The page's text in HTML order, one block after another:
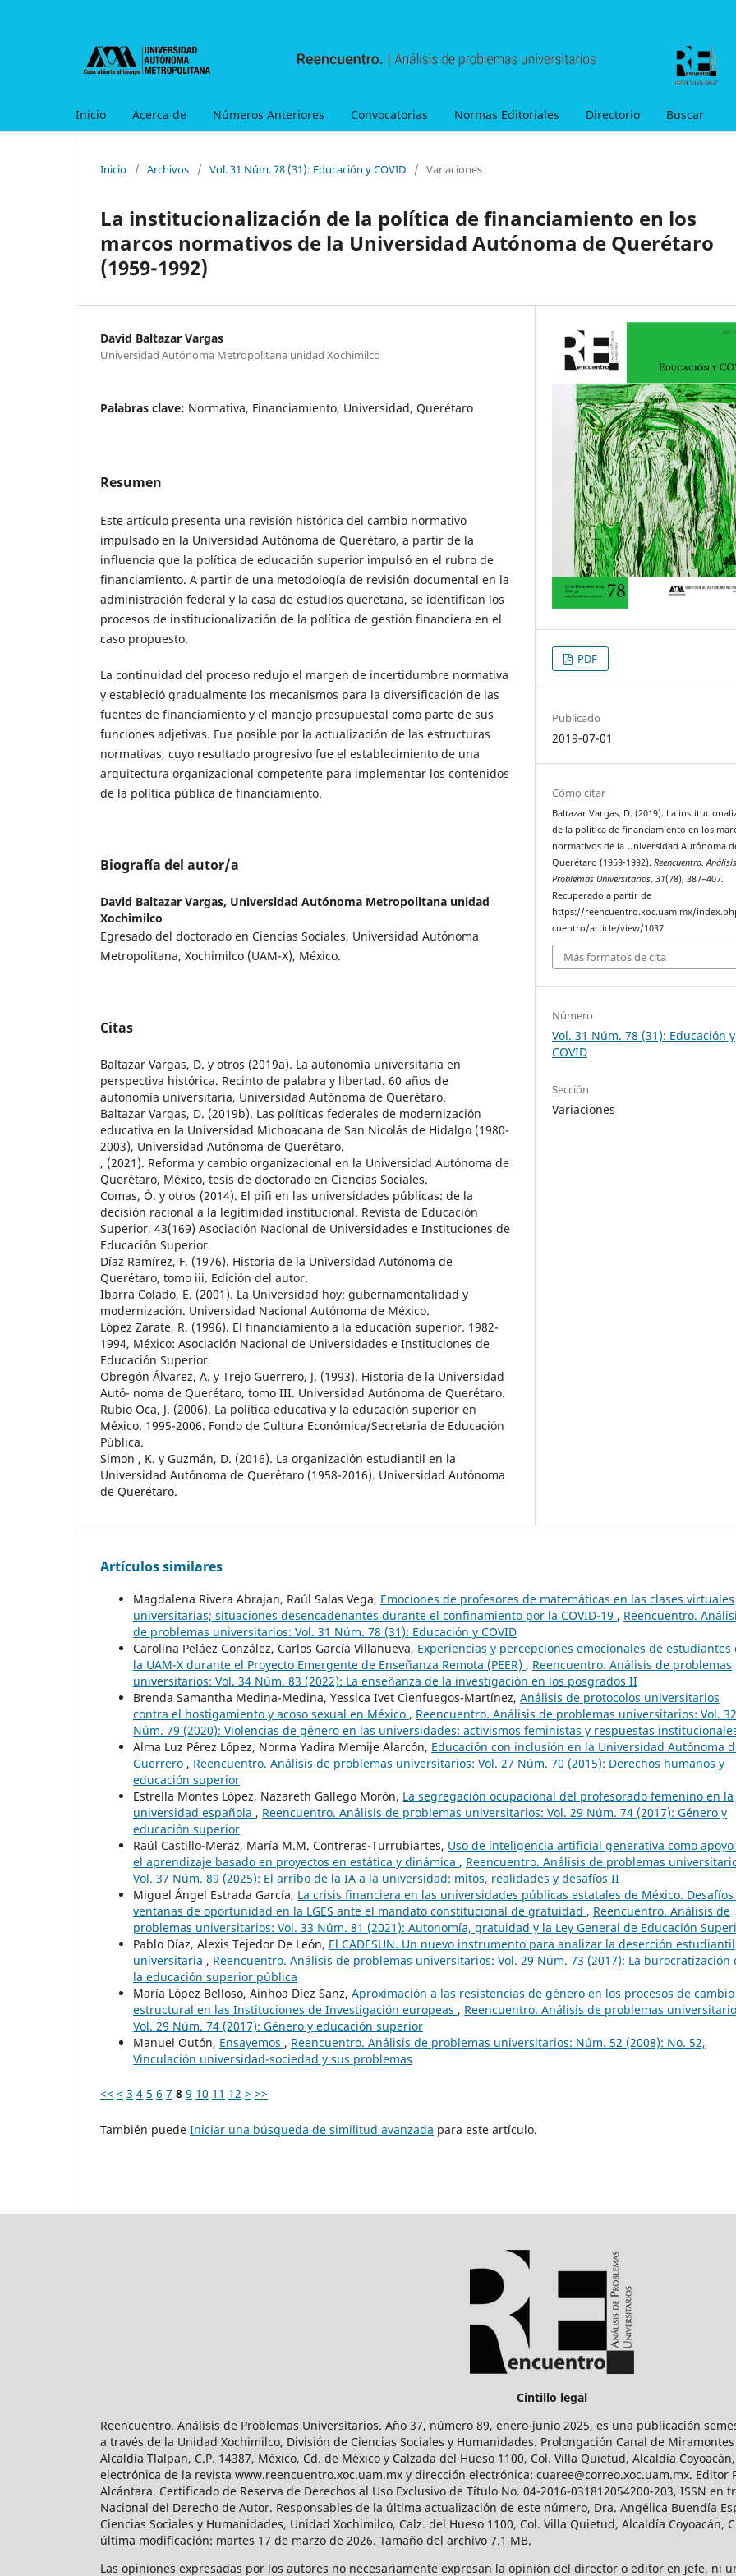
Inicio Acerca de Números Anteriores Convocatorias Normas Editoriales Directorio Buscar
Inicio / Archivos / Vol. 31 Núm. 78 (31): Educación y COVID / Variaciones
La institucionalización de la política de financiamiento en los
marcos normativos de la Universidad Autónoma de Querétaro
(1959-1992)
David Baltazar Vargas
Universidad Autónoma Metropolitana unidad Xochimilco
Palabras clave: Normativa, Financiamiento, Universidad, Querétaro
Resumen
Este artículo presenta una revisión histórica del cambio normativo
impulsado en la Universidad Autónoma de Querétaro, a partir de la
influencia que la política de educación superior impulsó en el rubro de
financiamiento. A partir de una metodología de revisión documental en la
administración federal y la casa de estudios queretana, se identifican los
procesos de institucionalización de la política de gestión financiera en el
caso propuesto.
La continuidad del proceso redujo el margen de incertidumbre normativa
y estableció gradualmente los mecanismos para la diversificación de las
fuentes de financiamiento y el manejo presupuestal como parte de sus
funciones adjetivas. Fue posible por la actualización de las estructuras
normativas, cuyo resultado progresivo fue el establecimiento de una
arquitectura organizacional competente para implementar los contenidos
de la política pública de financiamiento.
Biografía del autor/a
David Baltazar Vargas, Universidad Autónoma Metropolitana unidad
Xochimilco
Egresado del doctorado en Ciencias Sociales, Universidad Autónoma
Metropolitana, Xochimilco (UAM-X), México.
Citas
Baltazar Vargas, D. y otros (2019a). La autonomía universitaria en
perspectiva histórica. Recinto de palabra y libertad. 60 años de
autonomía universitaria, Universidad Autónoma de Querétaro.
Baltazar Vargas, D. (2019b). Las políticas federales de modernización
educativa en la Universidad Michoacana de San Nicolás de Hidalgo (1980-
2003), Universidad Autónoma de Querétaro.
, (2021). Reforma y cambio organizacional en la Universidad Autónoma de
Querétaro, México, tesis de doctorado en Ciencias Sociales.
Comas, Ó. y otros (2014). El pifi en las universidades públicas: de la
decisión racional a la legitimidad institucional. Revista de Educación
Superior, 43(169) Asociación Nacional de Universidades e Instituciones de
Educación Superior.
Díaz Ramírez, F. (1976). Historia de la Universidad Autónoma de
Querétaro, tomo iii. Edición del autor.
Ibarra Colado, E. (2001). La Universidad hoy: gubernamentalidad y
modernización. Universidad Nacional Autónoma de México.
López Zarate, R. (1996). El financiamiento a la educación superior. 1982-
1994, México: Asociación Nacional de Universidades e Instituciones de
Educación Superior.
Obregón Álvarez, A. y Trejo Guerrero, J. (1993). Historia de la Universidad
Autó- noma de Querétaro, tomo III. Universidad Autónoma de Querétaro.
Rubio Oca, J. (2006). La política educativa y la educación superior en
México. 1995-2006. Fondo de Cultura Económica/Secretaria de Educación
Pública.
Simon , K. y Guzmán, D. (2016). La organización estudiantil en la
Universidad Autónoma de Querétaro (1958-2016). Universidad Autónoma
de Querétaro.
PDF
Publicado
2019-07-01
Cómo citar
Baltazar Vargas, D. (2019). La
de la política de financiamiento en los
normativos de la Universidad Autónoma
Querétaro (1959-1992).Reencuentro.
Problemas Universitarios,31(78), 387–407.
Recuperado a partir de
https://reencuentro.xoc.uam.mx/
cuentro/article/view/1037
Más formatos de cita
Número
Vol. 31 Núm. 78 (31): Educación y
COVID
Sección
Variaciones
Artículos similares
Magdalena Rivera Abrajan, Raúl Salas Vega, Emociones de profesores de matemáticas en las clases virtuales
universitarias; situaciones desencadenantes durante el confinamiento por la COVID-19 , Reencuentro.
de problemas universitarios: Vol. 31 Núm. 78 (31): Educación y COVID
Carolina Peláez González, Carlos García Villanueva, Experiencias y percepciones emocionales de estudiantes
la UAM-X durante el Proyecto Emergente de Enseñanza Remota (PEER) , Reencuentro. Análisis de problemas
universitarios: Vol. 34 Núm. 83 (2022): La enseñanza de la investigación en los posgrados II
Brenda Samantha Medina-Medina, Yessica Ivet Cienfuegos-Martínez, Análisis de protocolos universitarios
contra el hostigamiento y acoso sexual en México , Reencuentro. Análisis de problemas universitarios: Vol. 32
Núm. 79 (2020): Violencias de género en las universidades: activismos feministas y respuestas
Alma Luz Pérez López, Norma Yadira Memije Alarcón, Educación con inclusión en la Universidad Autónoma
Guerrero , Reencuentro. Análisis de problemas universitarios: Vol. 27 Núm. 70 (2015): Derechos humanos y
educación superior
Estrella Montes López, Nazareth Gallego Morón, La segregación ocupacional del profesorado femenino en la
universidad española , Reencuentro. Análisis de problemas universitarios: Vol. 29 Núm. 74 (2017): Género y
educación superior
Raúl Castillo-Meraz, María M.M. Contreras-Turrubiartes, Uso de inteligencia artificial generativa como apoyo
el aprendizaje basado en proyectos en estática y dinámica , Reencuentro. Análisis de problemas
Vol. 37 Núm. 89 (2025): El arribo de la IA a la universidad: mitos, realidades y desafíos II
Miguel Ángel Estrada García, La crisis financiera en las universidades públicas estatales de México. Desafíos
ventanas de oportunidad en la LGES ante el mandato constitucional de gratuidad , Reencuentro. Análisis de
problemas universitarios: Vol. 33 Núm. 81 (2021): Autonomía, gratuidad y la Ley General de Educación
Pablo Díaz, Alexis Tejedor De León, El CADESUN. Un nuevo instrumento para analizar la deserción estudiantil
universitaria , Reencuentro. Análisis de problemas universitarios: Vol. 29 Núm. 73 (2017): La burocratización
la educación superior pública
María López Belloso, Ainhoa Díez Sanz, Aproximación a las resistencias de género en los procesos de cambio
estructural en las Instituciones de Investigación europeas , Reencuentro. Análisis de problemas
Vol. 29 Núm. 74 (2017): Género y educación superior
Manuel Outón, Ensayemos , Reencuentro. Análisis de problemas universitarios: Núm. 52 (2008): No. 52,
Vinculación universidad-sociedad y sus problemas
<< < 3 4 5 6 7 8 9 10 11 12 > >>
También puede Iniciar una búsqueda de similitud avanzada para este artículo.
Cintillo legal
Reencuentro. Análisis de Problemas Universitarios. Año 37, número 89, enero-junio 2025, es una publicación
a través de la Unidad Xochimilco, División de Ciencias Sociales y Humanidades. Prolongación Canal de Miramontes
Alcaldía Tlalpan, C.P. 14387, México, Cd. de México y Calzada del Hueso 1100, Col. Villa Quietud, Alcaldía
electrónica de la revista www.reencuentro.xoc.uam.mx y dirección electrónica: cuaree@correo.xoc.uam.mx. Editor
Alcántara. Certificado de Reserva de Derechos al Uso Exclusivo de Título No. 04-2016-031812054200-203, ISSN
Nacional del Derecho de Autor. Responsables de la última actualización de este número, Dra. Angélica Buendía
Ciencias Sociales y Humanidades, Unidad Xochimilco, Calz. del Hueso 1100, Col. Villa Quietud, Alcaldía Coyoacán,
última modificación: martes 17 de marzo de 2026. Tamaño del archivo 7.1 MB.
Las opiniones expresadas por los autores no necesariamente expresan la opinión del director o editor en jefe, ni